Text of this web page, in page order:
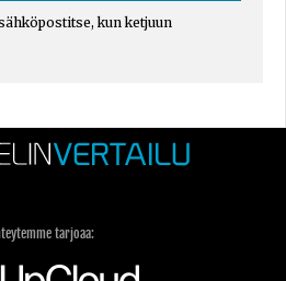
kun ketjuun
tarjoaa: